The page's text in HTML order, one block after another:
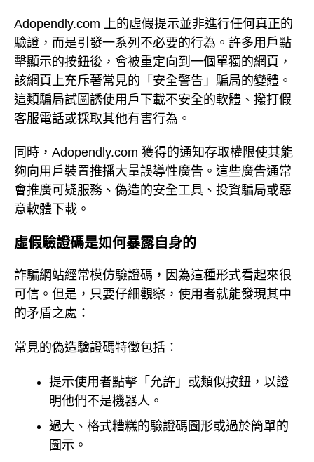
Adopendly.com 上的虛假提示並非進行任何真正的
驗證，而是引發一系列不必要的行為。許多用戶點
擊顯示的按鈕後，會被重定向到一個單獨的網頁，
該網頁上充斥著常見的「安全警告」騙局的變體。
這類騙局試圖誘使用戶下載不安全的軟體、撥打假
客服電話或採取其他有害行為。
同時，Adopendly.com 獲得的通知存取權限使其能
夠向用戶裝置推播大量誤導性廣告。這些廣告通常
會推廣可疑服務、偽造的安全工具、投資騙局或惡
意軟體下載。
虛假驗證碼是如何暴露自身的
詐騙網站經常模仿驗證碼，因為這種形式看起來很
可信。但是，只要仔細觀察，使用者就能發現其中
的矛盾之處：
常見的偽造驗證碼特徵包括：
提示使用者點擊「允許」或類似按鈕，以證
明他們不是機器人。
過大、格式糟糕的驗證碼圖形或過於簡單的
圖示。